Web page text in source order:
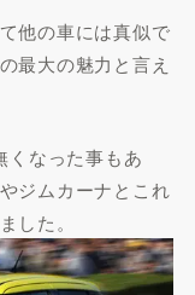
他の車には真似で
最大の魅力と言え
くなった事もあ
ジムカーナとこれ
した。